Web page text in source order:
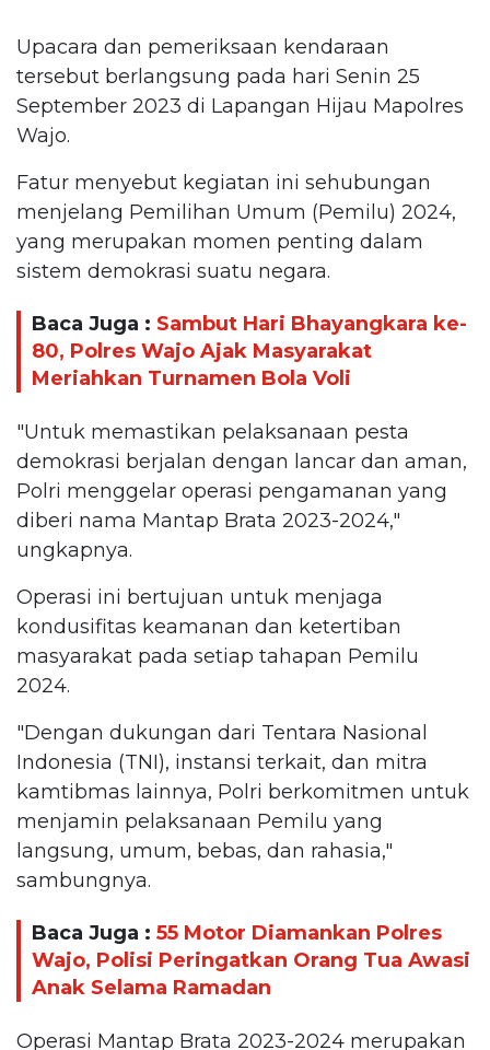
Upacara dan pemeriksaan kendaraan
tersebut berlangsung pada hari Senin 25
September 2023 di Lapangan Hijau Mapolres
Wajo.
Fatur menyebut kegiatan ini sehubungan
menjelang Pemilihan Umum (Pemilu) 2024,
yang merupakan momen penting dalam
sistem demokrasi suatu negara.
Baca Juga : Sambut Hari Bhayangkara ke-
80, Polres Wajo Ajak Masyarakat
Meriahkan Turnamen Bola Voli
"Untuk memastikan pelaksanaan pesta
demokrasi berjalan dengan lancar dan aman,
Polri menggelar operasi pengamanan yang
diberi nama Mantap Brata 2023-2024,"
ungkapnya.
Operasi ini bertujuan untuk menjaga
kondusifitas keamanan dan ketertiban
masyarakat pada setiap tahapan Pemilu
2024.
"Dengan dukungan dari Tentara Nasional
Indonesia (TNI), instansi terkait, dan mitra
kamtibmas lainnya, Polri berkomitmen untuk
menjamin pelaksanaan Pemilu yang
langsung, umum, bebas, dan rahasia,"
sambungnya.
Baca Juga : 55 Motor Diamankan Polres
Wajo, Polisi Peringatkan Orang Tua Awasi
Anak Selama Ramadan
Operasi Mantap Brata 2023-2024 merupakan